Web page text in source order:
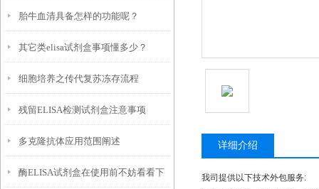
胎牛血清具备怎样的功能呢？
其它类elisa试剂盒事项懂多少？
细胞培养之传代复苏冻存流程
残留ELISA检测试剂盒注意事项
多克隆抗体应用范围阐述
酶ELISA试剂盒在使用前不妨看看下
详细介绍
我司提供以下技术外包服务: